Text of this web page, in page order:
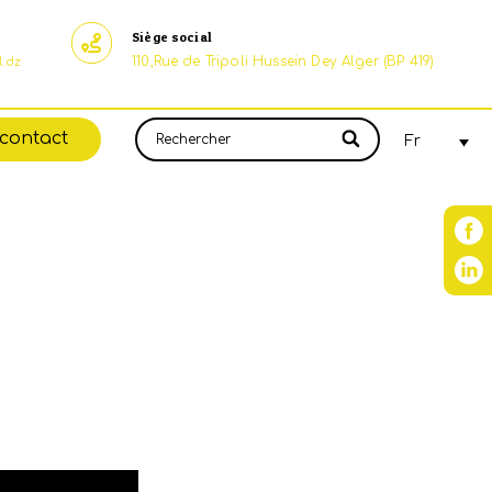
Siège social
110,Rue de Tripoli Hussein Dey Alger (BP 419)
contact Fr